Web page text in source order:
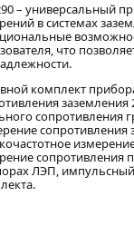
– универсальный
в системах
что
комплект
сопротивления
сопротивления
ЛЭП,